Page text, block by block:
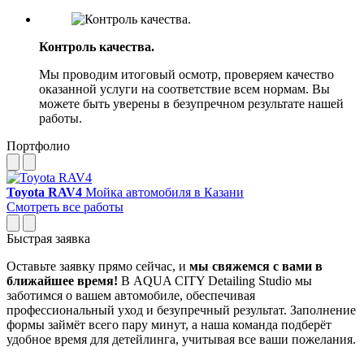
Контроль качества.
Мы проводим итоговый осмотр, проверяем качество
оказанной услуги на соответствие всем нормам. Вы
можете быть уверены в безупречном результате нашей
работы.
Портфолио
Toyota RAV4 Мойка автомобиля в Казани
Смотреть все работы
Быстрая заявка
Оставьте заявку прямо сейчас, и мы свяжемся с вами в
ближайшее время! В AQUA CITY Detailing Studio мы
заботимся о вашем автомобиле, обеспечивая
профессиональный уход и безупречный результат. Заполнение
формы займёт всего пару минут, а наша команда подберёт
удобное время для детейлинга, учитывая все ваши пожелания.